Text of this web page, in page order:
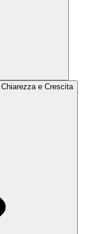
e Crescita